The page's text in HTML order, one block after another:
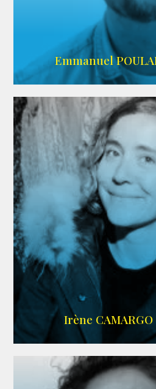
AGENCE
Emmanuel
ALLOCINE
Irène CAMARGO